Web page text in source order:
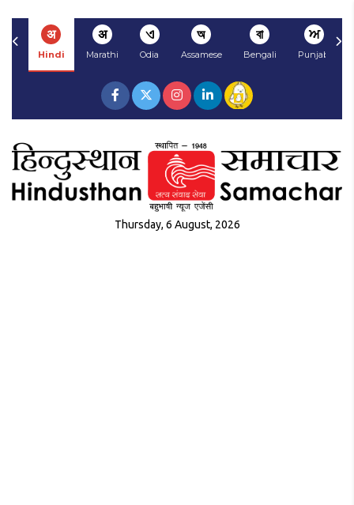
अ
Hindi
अ
Marathi
ଏ
Odia
অ
Assamese
বা
Bengali
ਅ
Punjabi
Thursday, 6 August, 2026